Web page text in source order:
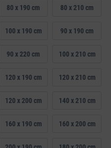
80 x 190 cm 80 x 210 cm
100 x 190 cm 90 x 190 cm
90 x 220 cm 100 x 210 cm
120 x 190 cm 120 x 210 cm
120 x 200 cm 140 x 210 cm
160 x 190 cm 160 x 200 cm